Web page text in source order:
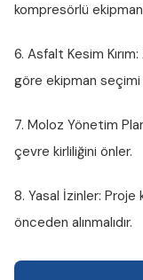
kompresörlü ekipman
6. Asfalt Kesim Kırım:
göre ekipman seçimi
7. Moloz Yönetim
çevre kirliliğini önler.
8. Yasal İzinler: Proje
önceden alınmalıdır.